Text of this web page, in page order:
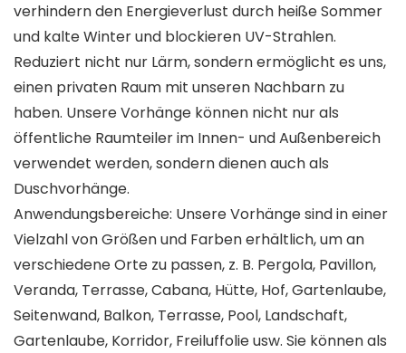
verhindern den Energieverlust durch heiße Sommer
und kalte Winter und blockieren UV-Strahlen.
Reduziert nicht nur Lärm, sondern ermöglicht es uns,
einen privaten Raum mit unseren Nachbarn zu
haben. Unsere Vorhänge können nicht nur als
öffentliche Raumteiler im Innen- und Außenbereich
verwendet werden, sondern dienen auch als
Duschvorhänge.
Anwendungsbereiche: Unsere Vorhänge sind in einer
Vielzahl von Größen und Farben erhältlich, um an
verschiedene Orte zu passen, z. B. Pergola, Pavillon,
Veranda, Terrasse, Cabana, Hütte, Hof, Gartenlaube,
Seitenwand, Balkon, Terrasse, Pool, Landschaft,
Gartenlaube, Korridor, Freiluffolie usw. Sie können als